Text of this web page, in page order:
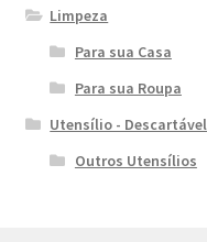
Limpeza
Para sua Casa
Para sua Roupa
Utensílio - Descartável
Outros Utensílios